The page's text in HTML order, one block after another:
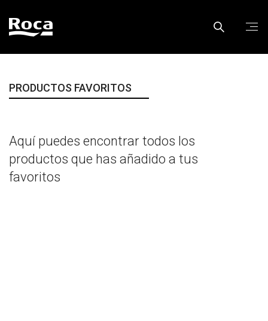
PRODUCTOS FAVORITOS
Aquí puedes encontrar todos los
productos que has añadido a tus
favoritos